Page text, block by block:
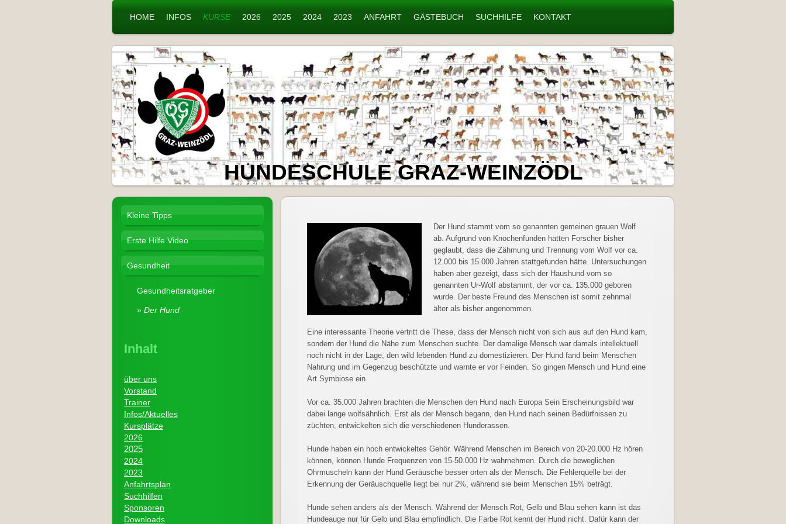
HOME INFOS KURSE 2026 2025 2024 2023 ANFAHRT GÄSTEBUCH SUCHHILFE KONTAKT
HUNDESCHULE GRAZ-WEINZÖDL
Der Hund stammt vom so genannten gemeinen grauen Wolf
ab. Aufgrund von Knochenfunden hatten Forscher bisher
geglaubt, dass die Zähmung und Trennung vom Wolf vor ca.
12.000 bis 15.000 Jahren stattgefunden hätte. Untersuchungen
haben aber gezeigt, dass sich der Haushund vom so
genannten Ur-Wolf abstammt, der vor ca. 135.000 geboren
wurde. Der beste Freund des Menschen ist somit zehnmal
älter als bisher angenommen.
Eine interessante Theorie vertritt die These, dass der Mensch nicht von sich aus auf den Hund kam,
sondern der Hund die Nähe zum Menschen suchte. Der damalige Mensch war damals intellektuell
noch nicht in der Lage, den wild lebenden Hund zu domestizieren. Der Hund fand beim Menschen
Nahrung und im Gegenzug beschützte und warnte er vor Feinden. So gingen Mensch und Hund eine
Art Symbiose ein.
Vor ca. 35.000 Jahren brachten die Menschen den Hund nach EuropaSein Erscheinungsbild war
dabei lange wolfsähnlich. Erst als der Mensch begann, den Hund nach seinen Bedürfnissen zu
züchten, entwickelten sich die verschiedenen Hunderassen.
Hunde haben ein hoch entwickeltes Gehör. Während Menschen im Bereich von 20-20.000 Hz hören
können, können Hunde Frequenzen von 15-50.000 Hz wahrnehmen. Durch die beweglichen
Ohrmuscheln kann der Hund Geräusche besser orten als der Mensch. Die Fehlerquelle bei der
Erkennung der Geräuschquelle liegt bei nur 2%, während sie beim Menschen 15% beträgt.
Hunde sehen anders als der Mensch. Während der Mensch Rot, Gelb und Blau sehen kann ist das
Hundeauge nur für Gelb und Blau empfindlich. Die Farbe Rot kennt der Hund nicht. Dafür kann der
Kleine Tipps
Erste Hilfe Video
Gesundheit
Gesundheitsratgeber
Der Hund
Inhalt
über uns
Vorstand
Trainer
Infos/Aktuelles
Kursplätze
2026
2025
2024
2023
Anfahrtsplan
Suchhilfen
Sponsoren
Downloads